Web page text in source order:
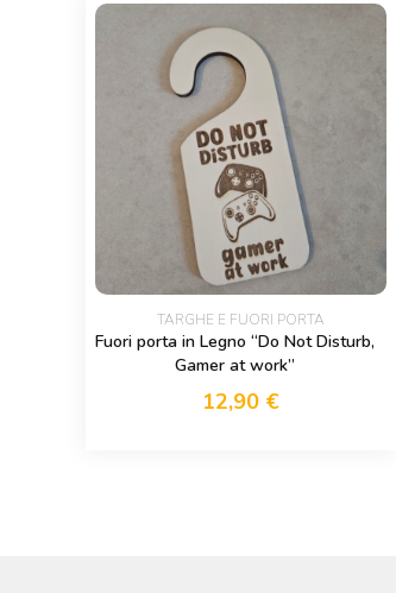
TARGHE E FUORI PORTA
Fuori porta in Legno “Do Not Disturb,
Gamer at work”
12,90 €